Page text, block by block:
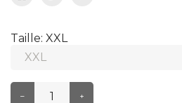
Taille: XXL
– +